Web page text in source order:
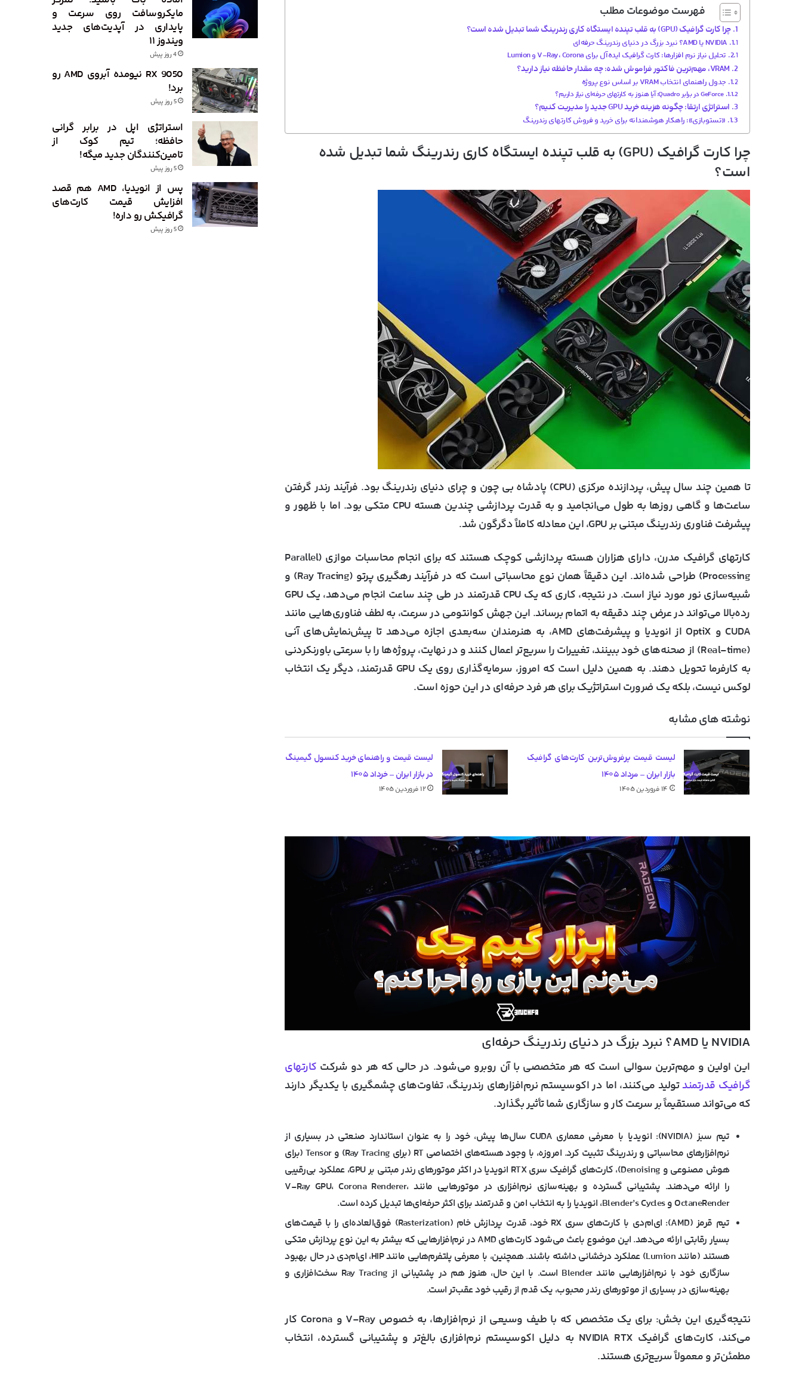
فهرست موضوعات مطلب
چرا کارت گرافیک (GPU) به قلب تپنده ایستگاه کاری رندرینگ شما تبدیل شده است؟
NVIDIA یا AMD؟ نبرد بزرگ در دنیای رندرینگ حرفه‌ای
تحلیل نیاز نرم افزارها: کارت گرافیک ایده‌آل برای V-Ray، Corona و Lumion
VRAM، مهم‌ترین فاکتور فراموش شده: چه مقدار حافظه نیاز دارید؟
جدول راهنمای انتخاب VRAM بر اساس نوع پروژه
GeForce در برابر Quadro: آیا هنوز به کارتهای حرفه‌ای نیاز داریم؟
استراتژی ارتقا: چگونه هزینه خرید GPU جدید را مدیریت کنیم؟
«تستوبازی»: راهکار هوشمندانه برای خرید و فروش کارتهای رندرینگ
چرا کارت گرافیک (GPU) به قلب تپنده ایستگاه کاری رندرینگ شما تبدیل شده
است؟
تا همین چند سال پیش، پردازنده مرکزی (CPU) پادشاه بی چون و چرای دنیای رندرینگ بود. فرآیند رندر گرفتن
ساعت‌ها و گاهی روزها به طول می‌انجامید و به قدرت پردازشی چندین هسته CPU متکی بود. اما با ظهور و
پیشرفت فناوری رندرینگ مبتنی بر GPU، این معادله کاملاً دگرگون شد.
کارتهای گرافیک مدرن، دارای هزاران هسته پردازشی کوچک هستند که برای انجام محاسبات موازی (Parallel
Processing) طراحی شده‌اند. این دقیقاً همان نوع محاسباتی است که در فرآیند رهگیری پرتو (Ray Tracing) و
شبیه‌سازی نور مورد نیاز است. در نتیجه، کاری که یک CPU قدرتمند در طی چند ساعت انجام می‌دهد، یک GPU
رده‌بالا می‌تواند در عرض چند دقیقه به اتمام برساند. این جهش کوانتومی در سرعت، به لطف فناوری‌هایی مانند
CUDA و OptiX از انویدیا و پیشرفت‌های AMD، به هنرمندان سه‌بعدی اجازه می‌دهد تا پیش‌نمایش‌های آنی
(Real-time) از صحنه‌های خود ببینند، تغییرات را سریع‌تر اعمال کنند و در نهایت، پروژه‌ها را با سرعتی باورنکردنی
به کارفرما تحویل دهند. به همین دلیل است که امروز، سرمایه‌گذاری روی یک GPU قدرتمند، دیگر یک انتخاب
لوکس نیست، بلکه یک ضرورت استراتژیک برای هر فرد حرفه‌ای در این حوزه است.
نوشته های مشابه
لیست قیمت پرفروش‌ترین کارت‌های گرافیک
بازار ایران – مرداد ۱۴۰۵
۱۴ فروردین ۱۴۰۵
لیست قیمت و راهنمای خرید کنسول گیمینگ
در بازار ایران – خرداد ۱۴۰۵
۱۲ فروردین ۱۴۰۵
NVIDIA یا AMD؟ نبرد بزرگ در دنیای رندرینگ حرفه ‌ای
این اولین و مهم‌ترین سوالی است که هر متخصصی با آن روبرو می‌شود. در حالی که هر دو شرکت کارتهای
گرافیک قدرتمندتولید می‌کنند، اما در اکوسیستم نرم‌افزارهای رندرینگ، تفاوت‌های چشمگیری با یکدیگر دارند
که می‌تواند مستقیماً بر سرعت کار و سازگاری شما تأثیر بگذارد.
تیم سبز (NVIDIA
):
انویدیا با معرفی معماری CUDA سال‌ها پیش، خود را به عنوان استاندارد صنعتی در بسیاری از
نرم‌افزارهای محاسباتی و رندرینگ تثبیت کرد. امروزه، با وجود هسته‌های اختصاصی RT (برای Ray Tracing) و Tensor (برای
هوش مصنوعی و Denoising)، کارت‌های گرافیک سری RTX انویدیا در اکثر موتورهای رندر مبتنی بر GPU، عملکرد بی‌رقیبی
را ارائه می‌دهند. پشتیبانی گسترده و بهینه‌سازی نرم‌افزاری در موتورهایی مانند V-Ray GPU، Corona Renderer،
OctaneRender و Blender’s Cycles، انویدیا را به انتخاب امن و قدرتمند برای اکثر حرفه‌ای‌ها تبدیل کرده است.
تیم قرمز (AMD
):
ای‌ام‌دی با کارت‌های سری RX خود، قدرت پردازش خام (Rasterization) فوق‌العاده‌ای را با قیمت‌های
بسیار رقابتی ارائه می‌دهد. این موضوع باعث می‌شود کارت‌های AMD در نرم‌افزارهایی که بیشتر به این نوع پردازش متکی
هستند (مانند Lumion) عملکرد درخشانی داشته باشند. همچنین، با معرفی پلتفرم‌هایی مانند HIP، ای‌ام‌دی در حال بهبود
سازگاری خود با نرم‌افزارهایی مانند Blender است. با این حال، هنوز هم در پشتیبانی از Ray Tracing سخت‌افزاری و
بهینه‌سازی در بسیاری از موتورهای رندر محبوب، یک قدم از رقیب خود عقب‌تر است.
نتیجه‌گیری این بخش:
برای یک متخصص که با طیف وسیعی از نرم‌افزارها، به خصوص V-Ray و Corona کار
می‌کند، کارت‌های گرافیک NVIDIA RTX به دلیل اکوسیستم نرم‌افزاری بالغ‌تر و پشتیبانی گسترده، انتخاب
مطمئن‌تر و معمولاً سریع‌تری هستند.
مایکروسافت روی سرعت و
پایداری در آپدیت‌های جدید
ویندوز ۱۱
4 روز پیش
RX 9050 نیومده آبروی AMD رو
برد!
5 روز پیش
استراتژی اپل در برابر گرانی
حافظه؛ تیم کوک از
تامین‌کنندگان جدید میگه!
5 روز پیش
پس از انویدیا، AMD هم قصد
افزایش قیمت کارت‌های
گرافیکش رو داره!
5 روز پیش